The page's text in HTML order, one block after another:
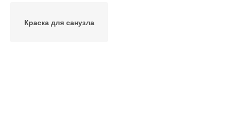
Краска для санузла